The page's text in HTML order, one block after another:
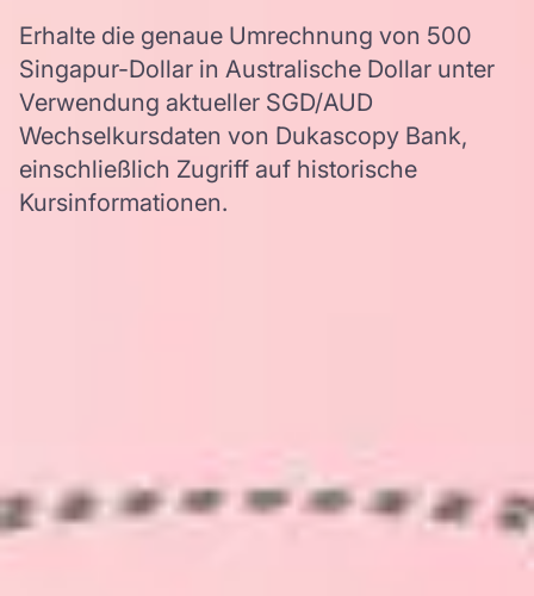
Erhalte die genaue Umrechnung von 500
Singapur-Dollar in Australische Dollar unter
Verwendung aktueller SGD/AUD
Wechselkursdaten von Dukascopy Bank,
einschließlich Zugriff auf historische
Kursinformationen.